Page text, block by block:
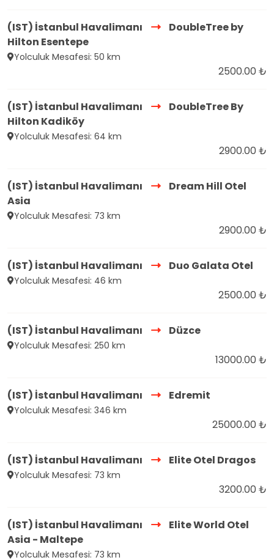
(IST) İstanbul Havalimanı
DoubleTree by
Hilton Esentepe
Yolculuk Mesafesi: 50 km
2500.00 ₺
(IST) İstanbul Havalimanı
DoubleTree By
Hilton Kadiköy
Yolculuk Mesafesi: 64 km
2900.00 ₺
(IST) İstanbul Havalimanı
Dream Hill Otel
Asia
Yolculuk Mesafesi: 73 km
2900.00 ₺
(IST) İstanbul Havalimanı Duo Galata Otel
Yolculuk Mesafesi: 46 km
2500.00 ₺
(IST) İstanbul Havalimanı Düzce
Yolculuk Mesafesi: 250 km
13000.00 ₺
(IST) İstanbul Havalimanı Edremit
Yolculuk Mesafesi: 346 km
25000.00 ₺
(IST) İstanbul Havalimanı Elite Otel Dragos
Yolculuk Mesafesi: 73 km
3200.00 ₺
(IST) İstanbul Havalimanı
Elite World Otel
Asia - Maltepe
Yolculuk Mesafesi: 73 km